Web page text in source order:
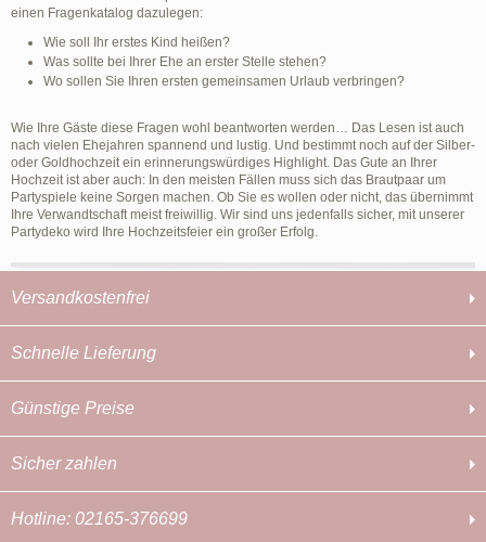
Versandkostenfrei
Schnelle Lieferung
Günstige Preise
Sicher zahlen
Hotline: 02165-376699
einen Fragenkatalog dazulegen:
Wie soll Ihr erstes Kind heißen?
Was sollte bei Ihrer Ehe an erster Stelle stehen?
Wo sollen Sie Ihren ersten gemeinsamen Urlaub verbringen?
Wie Ihre Gäste diese Fragen wohl beantworten werden… Das Lesen ist auch
nach vielen Ehejahren spannend und lustig. Und bestimmt noch auf der Silber-
oder Goldhochzeit ein erinnerungswürdiges Highlight. Das Gute an Ihrer
Hochzeit ist aber auch: In den meisten Fällen muss sich das Brautpaar um
Partyspiele keine Sorgen machen. Ob Sie es wollen oder nicht, das übernimmt
Ihre Verwandtschaft meist freiwillig. Wir sind uns jedenfalls sicher, mit unserer
Partydeko wird Ihre Hochzeitsfeier ein großer Erfolg.